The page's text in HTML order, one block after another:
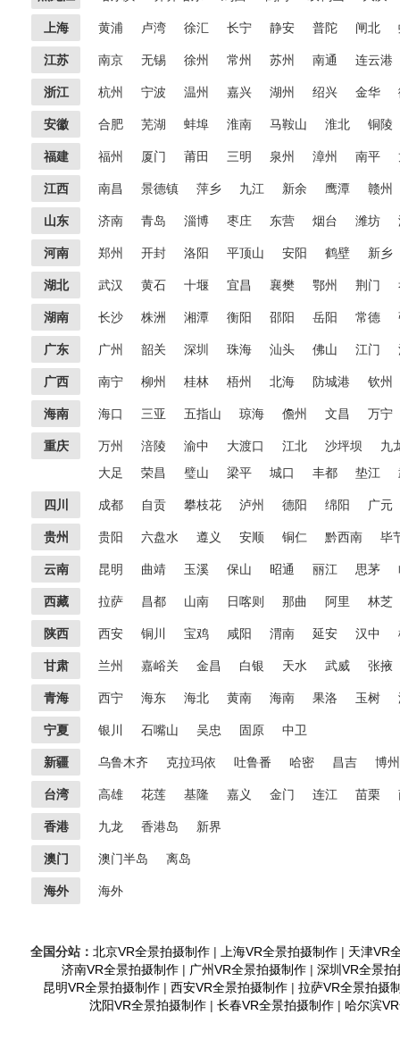
上海 黄浦 卢湾 徐汇 长宁 静安 普陀 闸北
江苏 南京 无锡 徐州 常州 苏州 南通 连云港
浙江 杭州 宁波 温州 嘉兴 湖州 绍兴 金华
安徽 合肥 芜湖 蚌埠 淮南 马鞍山 淮北 铜陵
福建 福州 厦门 莆田 三明 泉州 漳州 南平
江西 南昌 景德镇 萍乡 九江 新余 鹰潭 赣州
山东 济南 青岛 淄博 枣庄 东营 烟台 潍坊
河南 郑州 开封 洛阳 平顶山 安阳 鹤壁 新乡
湖北 武汉 黄石 十堰 宜昌 襄樊 鄂州 荆门
湖南 长沙 株洲 湘潭 衡阳 邵阳 岳阳 常德
广东 广州 韶关 深圳 珠海 汕头 佛山 江门
广西 南宁 柳州 桂林 梧州 北海 防城港 钦州
海南 海口 三亚 五指山 琼海 儋州 文昌 万宁
重庆 万州 涪陵 渝中 大渡口 江北 沙坪坝
九
大足
荣昌 璧山 梁平 城口 丰都 垫江
四川 成都 自贡 攀枝花 泸州 德阳 绵阳 广元
贵州 贵阳 六盘水 遵义 安顺 铜仁 黔西南 毕
云南 昆明 曲靖 玉溪 保山 昭通 丽江 思茅
西藏 拉萨 昌都 山南 日喀则 那曲 阿里 林芝
陕西 西安 铜川 宝鸡 咸阳 渭南 延安 汉中
甘肃 兰州 嘉峪关 金昌 白银 天水 武威 张掖
青海 西宁 海东 海北 黄南 海南 果洛 玉树
宁夏 银川 石嘴山 吴忠 固原 中卫
新疆 乌鲁木齐 克拉玛依 吐鲁番 哈密 昌吉 博州
台湾 高雄 花莲 基隆 嘉义 金门 连江 苗栗
香港 九龙 香港岛 新界
澳门 澳门半岛 离岛
海外 海外
全国分站： 北京VR全景拍摄制作 | 上海VR全景拍摄制作 | 天津VR
济南VR全景拍摄制作 | 广州VR全景拍摄制作 | 深圳VR全景拍
昆明VR全景拍摄制作 | 西安VR全景拍摄制作 | 拉萨VR全景拍摄
沈阳VR全景拍摄制作| 长春VR全景拍摄制作| 哈尔滨